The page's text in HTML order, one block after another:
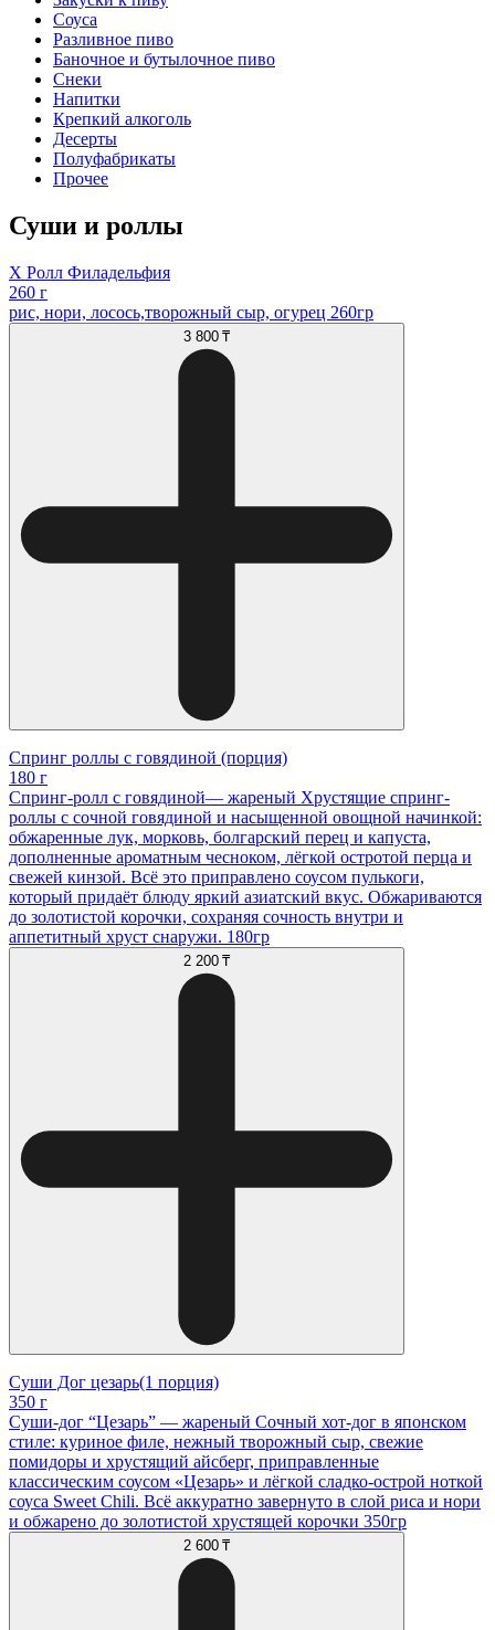
Соуса
Разливное пиво
Баночное и бутылочное пиво
Снеки
Напитки
Крепкий алкоголь
Десерты
Полуфабрикаты
Прочее
Суши и роллы
Х Ролл Филадельфия
260 г
рис, нори, лосось,творожный сыр, огурец 260гр
3 800 ₸
Спринг роллы с говядиной (порция)
180 г
Спринг-ролл с говядиной— жареный Хрустящие спринг-
роллы с сочной говядиной и насыщенной овощной начинкой:
обжаренные лук, морковь, болгарский перец и капуста,
дополненные ароматным чесноком, лёгкой остротой перца и
свежей кинзой. Всё это приправлено соусом пулькоги,
который придаёт блюду яркий азиатский вкус. Обжариваются
до золотистой корочки, сохраняя сочность внутри и
аппетитный хруст снаружи. 180гр
2 200 ₸
Суши Дог цезарь(1 порция)
350 г
Суши-дог “Цезарь” — жареный Сочный хот-дог в японском
стиле: куриное филе, нежный творожный сыр, свежие
помидоры и хрустящий айсберг, приправленные
классическим соусом «Цезарь» и лёгкой сладко-острой ноткой
соуса Sweet Chili. Всё аккуратно завернуто в слой риса и нори
и обжарено до золотистой хрустящей корочки 350гр
2 600 ₸